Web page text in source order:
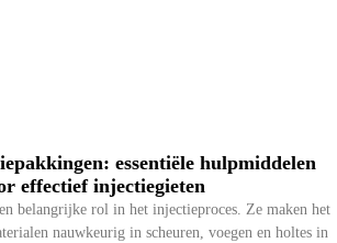
essentiële hulpmiddelen
effectief injectiegieten
belangrijke rol in het injectieproces. Ze maken het
nauwkeurig in scheuren, voegen en holtes in